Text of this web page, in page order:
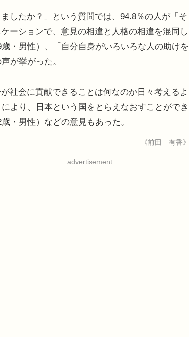
したか？」という質問では、94.8％の人が「そ
ーションで、意見の相違と人格の相違を混同し
・男性）、「自分自身がいろいろな人の助けを
が挙がった。
社会に貢献できることは何なのか日々考えるよ
より、日本という国をとらえなおすことができ
・男性）などの意見もあった。
《前田 有香》
advertisement